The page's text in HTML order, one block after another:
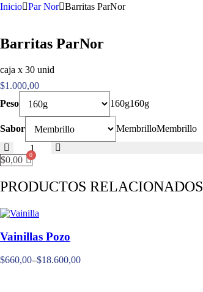
Inicio Par Nor Barritas ParNor
Barritas ParNor
caja x 30 unid
$1.000,00
Peso
160g160g
Sabor MembrilloMembrillo
Barritas
ParNor
cantidad
$0,00
PRODUCTOS RELACIONADOS
Vainillas Pozo
$660,00–$18.600,00
Rango